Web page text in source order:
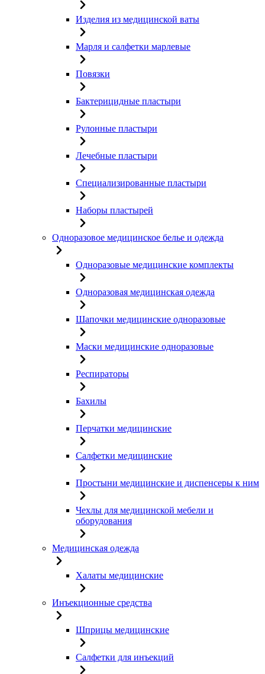
Изделия из медицинской ваты
Марля и салфетки марлевые
Повязки
Бактерицидные пластыри
Рулонные пластыри
Лечебные пластыри
Специализированные пластыри
Наборы пластырей
Одноразовое медицинское белье и одежда
Одноразовые медицинские комплекты
Одноразовая медицинская одежда
Шапочки медицинские одноразовые
Маски медицинские одноразовые
Респираторы
Бахилы
Перчатки медицинские
Салфетки медицинские
Простыни медицинские и диспенсеры к ним
Чехлы для медицинской мебели и
оборудования
Медицинская одежда
Халаты медицинские
Инъекционные средства
Шприцы медицинские
Салфетки для инъекций